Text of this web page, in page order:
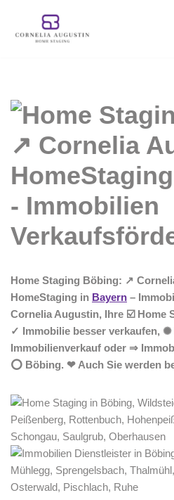
Zum
Home Staging Böbing: ↗️
HomeStaging in Bayern –
Cornelia Augustin, Ihre ☑️ Home
✓ Immobilie besser verkaufen,
Immobilienverkauf oder ⇒
⭕ Böbing. ❤ Auch Sie werden